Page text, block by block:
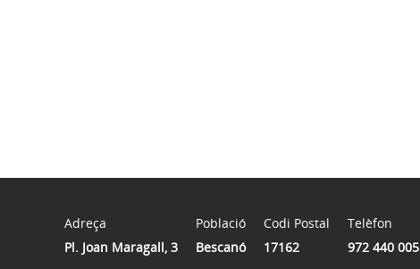
Adreça
Pl. Joan Maragall, 3
Població
Bescanó
Codi Postal
17162
Telèfon
972 440 005